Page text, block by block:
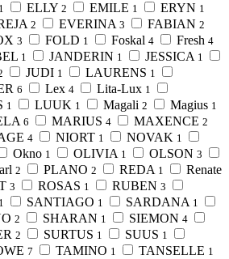
1 ELLY 2 EMILE 1 ERYN 1
2 EVERINA 3 FABIAN 2
3 FOLD 1 Foskal 4 Fresh 4
1 JANDERIN 1 JESSICA 1
JUDI 1 LAURENS 1
6 Lex 4 Lita-Lux 1
1 LUUK 1 Magali 2 Magius 1
6 MARIUS 4 MAXENCE 2
4 NIORT 1 NOVAK 1
Okno 1 OLIVIA 1 OLSON 3
2 PLANO 2 REDA 1 Renate
3 ROSAS 1 RUBEN 3
1 SANTIAGO 1 SARDANA 1
2 SHARAN 1 SIEMON 4
2 SURTUS 1 SUUS 1
7 TAMINO 1 TANSELLE 1